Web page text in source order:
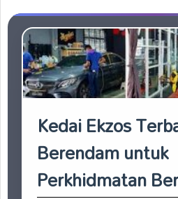
Kedai Ekzos
Berendam untuk
Perkhidmatan